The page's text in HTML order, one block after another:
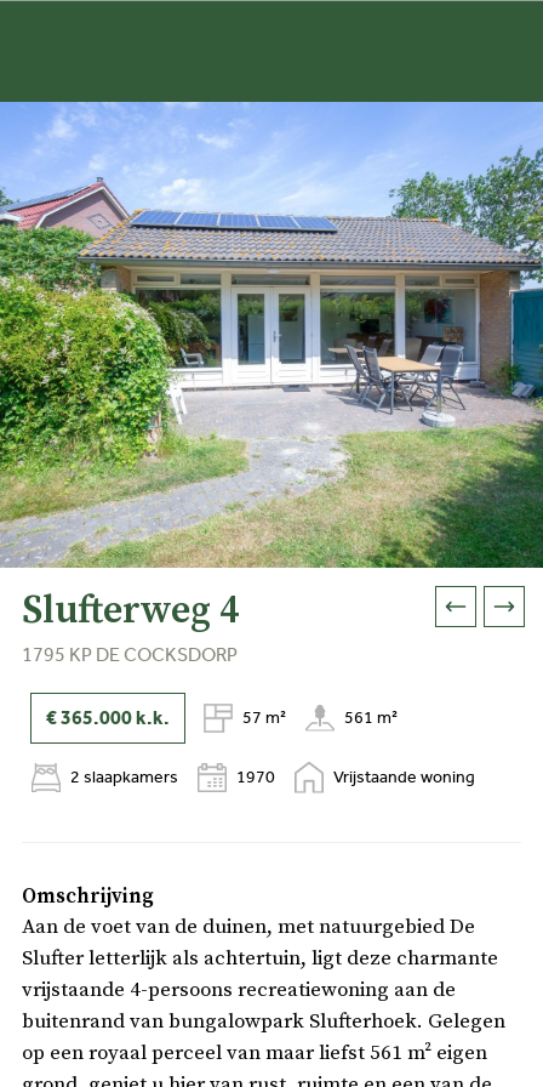
Slufterweg 4
1795 KP DE COCKSDORP
€ 365.000k.k. 57 m² 561 m²
2 slaapkamers 1970 Vrijstaande woning
Omschrijving
Aan de voet van de duinen, met natuurgebied De
Slufter letterlijk als achtertuin, ligt deze charmante
vrijstaande 4-persoons recreatiewoning aan de
buitenrand van bungalowpark Slufterhoek. Gelegen
op een royaal perceel van maar liefst 561 m² eigen